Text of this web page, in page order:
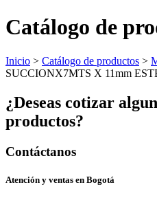
Catálogo de
Inicio > Catálogo de productos >
SUCCIONX7MTS X 11mm
¿Deseas cotizar
productos?
Contáctanos
Atención y ventas en Bogotá